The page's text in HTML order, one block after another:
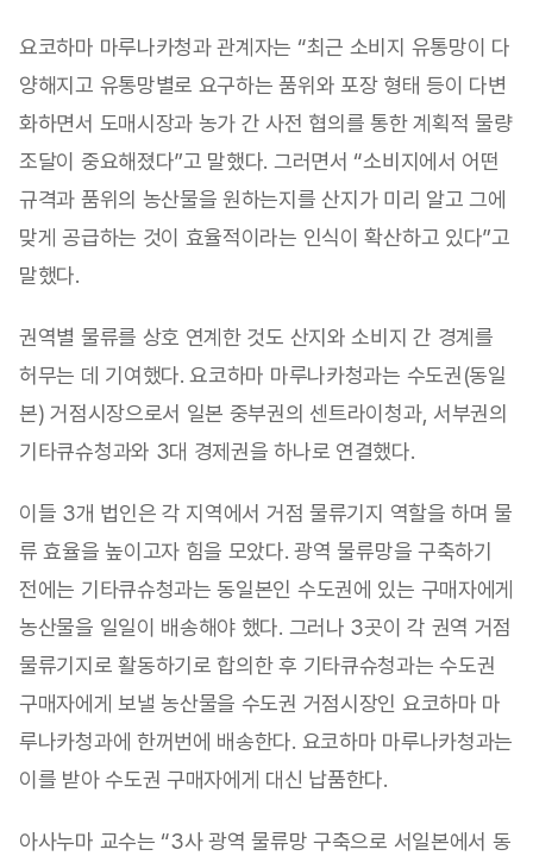
요코하마 마루나카청과 관계자는 “최근 소비지 유통망이 다
양해지고 유통망별로 요구하는 품위와 포장 형태 등이 다변
화하면서 도매시장과 농가 간 사전 협의를 통한 계획적 물량
조달이 중요해졌다”고 말했다. 그러면서 “소비지에서 어떤
규격과 품위의 농산물을 원하는지를 산지가 미리 알고 그에
맞게 공급하는 것이 효율적이라는 인식이 확산하고 있다”고
말했다.
권역별 물류를 상호 연계한 것도 산지와 소비지 간 경계를
허무는 데 기여했다. 요코하마 마루나카청과는 수도권(동일
본) 거점시장으로서 일본 중부권의 센트라이청과, 서부권의
기타큐슈청과와 3대 경제권을 하나로 연결했다.
이들 3개 법인은 각 지역에서 거점 물류기지 역할을 하며 물
류 효율을 높이고자 힘을 모았다. 광역 물류망을 구축하기
전에는 기타큐슈청과는 동일본인 수도권에 있는 구매자에게
농산물을 일일이 배송해야 했다. 그러나 3곳이 각 권역 거점
물류기지로 활동하기로 합의한 후 기타큐슈청과는 수도권
구매자에게 보낼 농산물을 수도권 거점시장인 요코하마 마
루나카청과에 한꺼번에 배송한다. 요코하마 마루나카청과는
이를 받아 수도권 구매자에게 대신 납품한다.
아사누마 교수는 “3사 광역 물류망 구축으로 서일본에서 동